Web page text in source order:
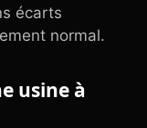
écarts
normal.
usine à